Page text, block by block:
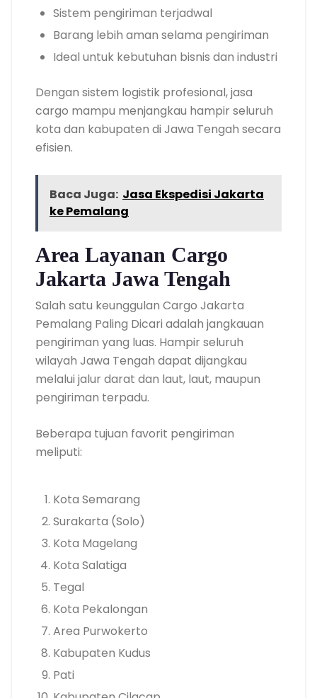
Sistem pengiriman terjadwal
Barang lebih aman selama pengiriman
Ideal untuk kebutuhan bisnis dan industri
Dengan sistem logistik profesional, jasa
cargo mampu menjangkau hampir seluruh
kota dan kabupaten di Jawa Tengah secara
efisien.
Baca Juga: Jasa Ekspedisi Jakarta
ke Pemalang
Area Layanan Cargo
Jakarta Jawa Tengah
Salah satu keunggulan Cargo Jakarta
Pemalang Paling Dicari adalah jangkauan
pengiriman yang luas. Hampir seluruh
wilayah Jawa Tengah dapat dijangkau
melalui jalur darat dan laut, laut, maupun
pengiriman terpadu.
Beberapa tujuan favorit pengiriman
meliputi:
Kota Semarang
Surakarta (Solo)
Kota Magelang
Kota Salatiga
Tegal
Kota Pekalongan
Area Purwokerto
Kabupaten Kudus
Pati